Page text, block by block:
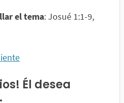
el tema: Josué 1:1-9,
Él desea